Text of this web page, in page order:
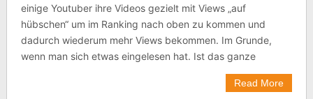
einige Youtuber ihre Videos gezielt mit Views „auf
hübschen“ um im Ranking nach oben zu kommen und
dadurch wiederum mehr Views bekommen. Im Grunde,
wenn man sich etwas eingelesen hat. Ist das ganze
Read More